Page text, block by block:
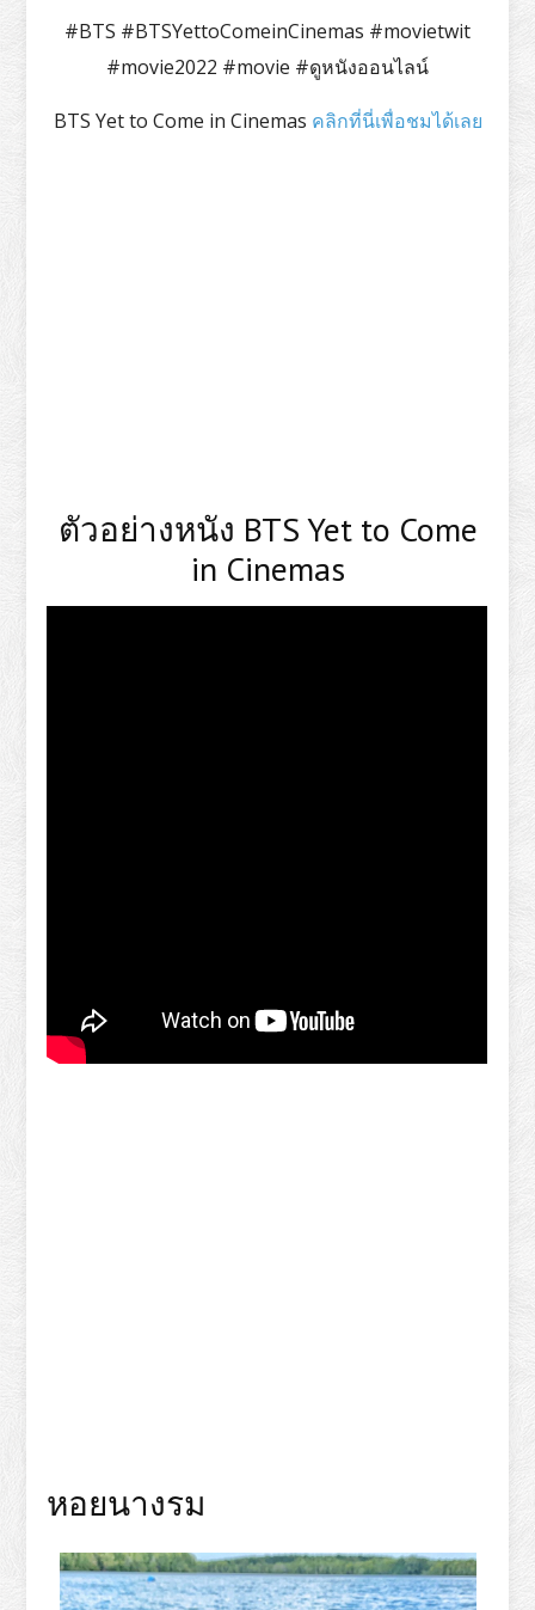
#BTS #BTSYettoComeinCinemas #movietwit
#movie2022 #movie #ดูหนังออนไลน์
BTS Yet to Come in Cinemas คลิกที่นี่เพื่อชมได้เลย
ตัวอย่างหนัง BTS Yet to Come
in Cinemas
หอยนางรม